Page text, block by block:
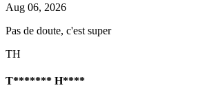
Aug 06, 2026
Pas de doute, c'est super
TH
T******* H****